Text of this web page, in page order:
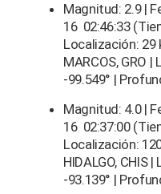
Magnitud: 2.9 |
16 02:46:33
Localización: 29
MARCOS, GRO
-99.549° |
Magnitud: 4.0 |
16 02:37:00
Localización:
HIDALGO, CHIS
-93.139° |